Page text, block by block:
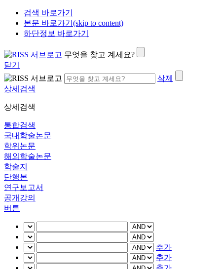
검색 바로가기
본문 바로가기(skip to content)
하단정보 바로가기
무엇을 찾고 계세요?
닫기
삭제
상세검색
상세검색
통합검색
국내학술논문
학위논문
해외학술논문
학술지
단행본
연구보고서
공개강의
버튼
추가
추가